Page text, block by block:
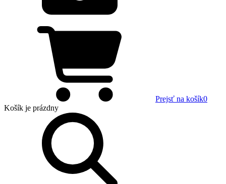
Prejsť na košík0
Košík je prázdny